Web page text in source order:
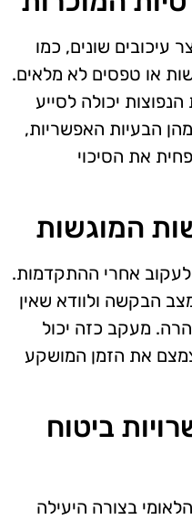
עיכובים שונים, כמו
או טפסים לא מלאים.
יכולה לסייע
הבעיות האפשריות,
את הסיכוי
המוגשות
אחרי ההתקדמות.
הבקשה ולוודא שאין
מעקב כזה יכול
את הזמן המושקע
ביטוח
בצורה היעילה